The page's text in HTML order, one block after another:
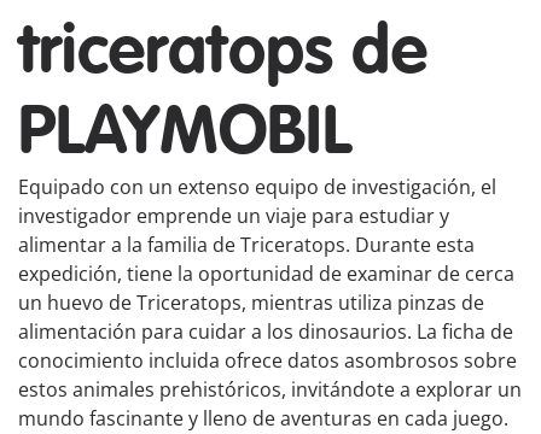
triceratops de
PLAYMOBIL
Equipado con un extenso equipo de investigación, el
investigador emprende un viaje para estudiar y
alimentar a la familia de Triceratops. Durante esta
expedición, tiene la oportunidad de examinar de cerca
un huevo de Triceratops, mientras utiliza pinzas de
alimentación para cuidar a los dinosaurios. La ficha de
conocimiento incluida ofrece datos asombrosos sobre
estos animales prehistóricos, invitándote a explorar un
mundo fascinante y lleno de aventuras en cada juego.